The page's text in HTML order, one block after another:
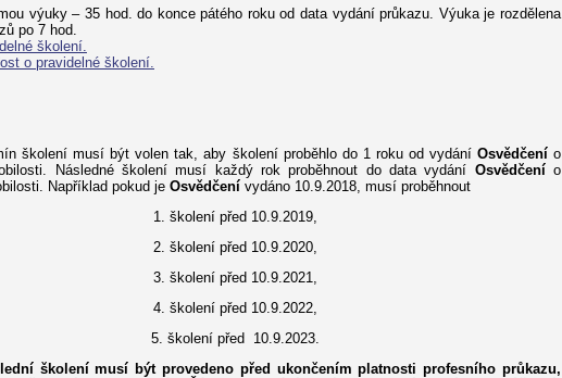
výuky – 35 hod. do konce pátého roku od data vydání průkazu. Výuka je rozdělena
po 7 hod.
školení.
o pravidelné školení.
školení musí být volen tak, aby školení proběhlo do 1 roku od vydání Osvědčenío
Následné školení musí každý rok proběhnout do data vydání Osvědčenío
Například pokud je Osvědčení vydáno 10.9.2018, musí proběhnout
1. školení před 10.9.2019,
2. školení před 10.9.2020,
3. školení před 10.9.2021,
4. školení před 10.9.2022,
5. školení před 10.9.2023.
školení musí být provedeno před ukončením platnosti profesního průkazu,